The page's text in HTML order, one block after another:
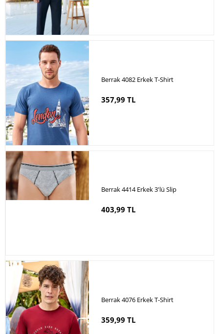
Berrak 4082 Erkek T-Shirt
357,99 TL
Berrak 4414 Erkek 3'lü Slip
403,99 TL
Berrak 4076 Erkek T-Shirt
359,99 TL